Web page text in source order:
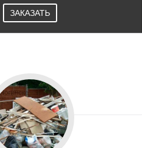
ЗАКАЗАТЬ